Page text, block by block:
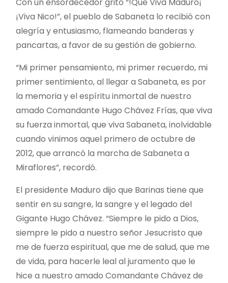
¡Viva Nico!”, el pueblo de Sabaneta lo recibió con
alegría y entusiasmo, flameando banderas y
pancartas, a favor de su gestión de gobierno.
“Mi primer pensamiento, mi primer recuerdo, mi
primer sentimiento, al llegar a Sabaneta, es por
la memoria y el espíritu inmortal de nuestro
amado Comandante Hugo Chávez Frías, que viva
su fuerza inmortal, que viva Sabaneta, inolvidable
cuando vinimos aquel primero de octubre de
2012, que arrancó la marcha de Sabaneta a
Miraflores”, recordó.
El presidente Maduro dijo que Barinas tiene que
sentir en su sangre, la sangre y el legado del
Gigante Hugo Chávez. “Siempre le pido a Dios,
siempre le pido a nuestro señor Jesucristo que
me de fuerza espiritual, que me de salud, que me
de vida, para hacerle leal al juramento que le
hice a nuestro amado Comandante Chávez de